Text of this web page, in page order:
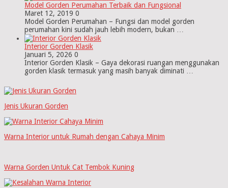
Model Gorden Perumahan Terbaik dan Fungsional
Maret 12, 2019 0
Model Gorden Perumahan – Fungsi dan model gorden
perumahan kini sudah jauh lebih modern, bukan …
Interior Gorden Klasik
Januari 5, 2026 0
Interior Gorden Klasik – Gaya dekorasi ruangan menggunakan
gorden klasik termasuk yang masih banyak diminati …
Jenis Ukuran Gorden
Warna Interior untuk Rumah dengan Cahaya Minim
Warna Gorden Untuk Cat Tembok Kuning